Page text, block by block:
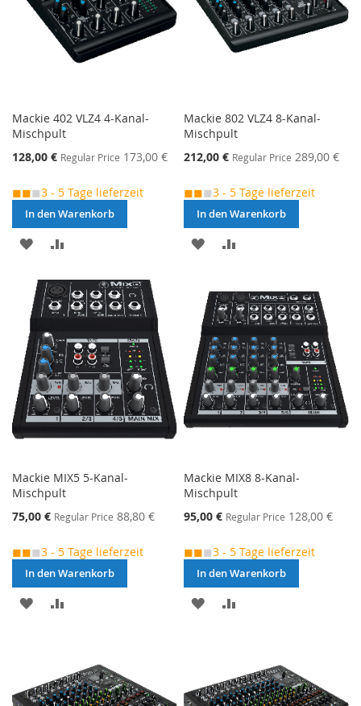
Mackie 402 VLZ4 4-Kanal-
Mischpult
Special
128,00 € Regular Price 173,00 €
◼◼◼3 - 5 Tage lieferzeit
In den Warenkorb
MERKEN
HINZUFÜGEN
Mackie 802 VLZ4 8-Kanal-
Mischpult
Special
212,00 € Regular Price 289,00 €
◼◼◼3 - 5 Tage lieferzeit
In den Warenkorb
MERKEN
HINZUFÜGEN
Mackie MIX5 5-Kanal-
Mischpult
Special
75,00 € Regular Price 88,80 €
◼◼◼3 - 5 Tage lieferzeit
In den Warenkorb
MERKEN
Mackie MIX8 8-Kanal-
Mischpult
Special
95,00 € Regular Price 128,00 €
◼◼◼3 - 5 Tage lieferzeit
In den Warenkorb
MERKEN